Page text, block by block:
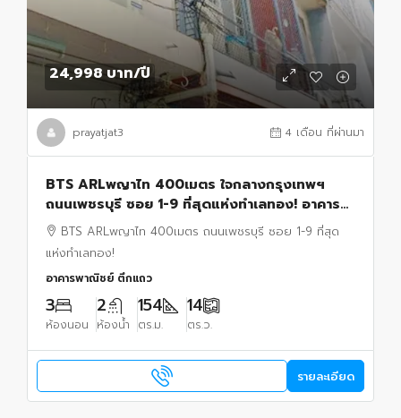
24,998 บาท/ปี
prayatjat3 4 เดือน ที่ผ่านมา
BTS ARLพญาไท 400เมตร ใจกลางกรุงเทพฯ
ถนนเพชรบุรี ซอย 1-9 ที่สุดแห่งทำเลทอง! อาคาร
พาณิชย์ 3 ชั้น ย่านธุรกิจ
BTS ARLพญาไท 400เมตร ถนนเพชรบุรี ซอย 1-9 ที่สุด
แห่งทำเลทอง!
อาคารพาณิชย์ ตึกแถว
3
ห้องนอน
2
ห้องน้ำ
154
ตร.ม.
14
ตร.ว.
รายละเอียด